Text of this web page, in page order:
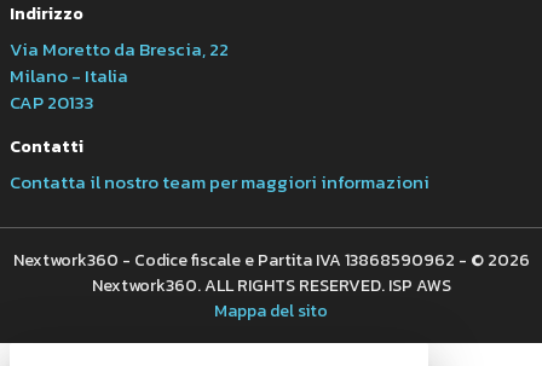
Indirizzo
Via Moretto da Brescia, 22
Milano - Italia
CAP 20133
Contatti
Contatta il nostro team per maggiori informazioni
Nextwork360 - Codice fiscale e Partita IVA 13868590962 - © 2026
Nextwork360. ALL RIGHTS RESERVED. ISP AWS
Mappa del sito